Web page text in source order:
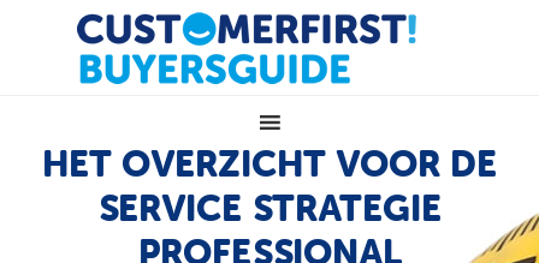
HET OVERZICHT VOOR DE
SERVICE STRATEGIE
PROFESSIONAL